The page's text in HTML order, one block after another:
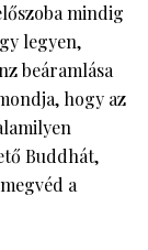
mindig
legyen,
beáramlása
hogy az
Buddhát,
a